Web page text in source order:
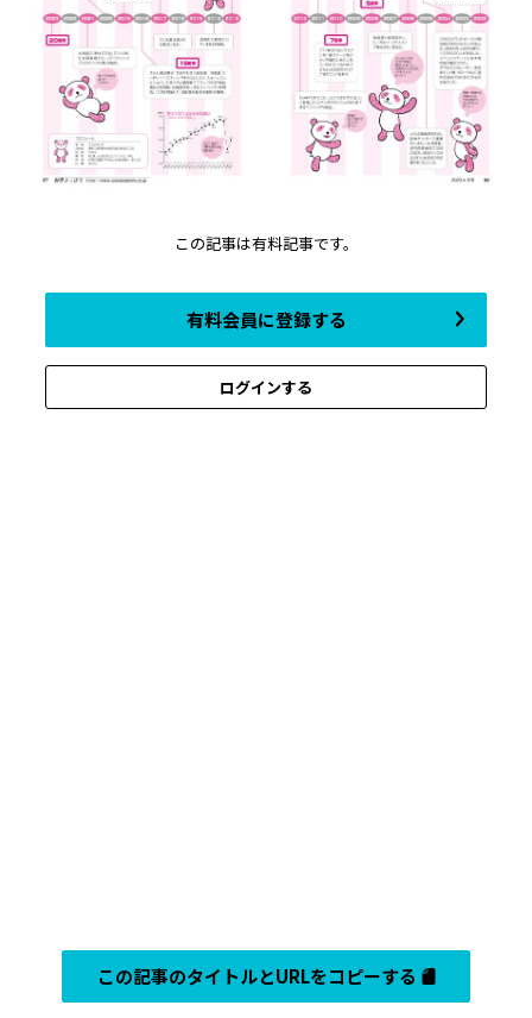
この記事は有料記事です。
有料会員に登録する
ログインする
この記事のタイトルとURLをコピーする